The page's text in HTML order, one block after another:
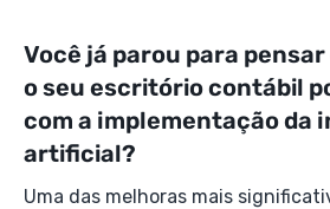
Você já parou para
o seu escritório contábil
com a implementação da
artificial?
Uma das melhoras mais